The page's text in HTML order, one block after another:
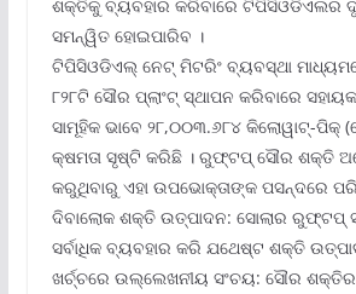
ଶକ୍ତିକୁ ବ୍ୟବହାର କରିବାରେ ଟିପିସିଓଡିଏଲର
ସମନ୍ୱିତ ହୋଇପାରିବ ।
ଟିପିସିଓଡିଏଲ୍ ନେଟ୍ ମିଟରିଂ ବ୍ୟବସ୍ଥା
୮୨୮ଟି ସୌର ପ୍ଲାଂଟ୍ ସ୍ଥାପନ କରିବାରେ
ସାମୂହିକ ଭାବେ ୨୮,୦୦୩.୬୮୪ କିଲୋୱାଟ୍‌-ପିକ୍
କ୍ଷମତା ସୃଷ୍ଟି କରିଛି । ରୁଫ୍‌ଟପ୍ ସୌର ଶକ୍ତି
କରୁଥିବାରୁ ଏହା ଉପଭୋକ୍ତାଙ୍କ ପସନ୍ଦରେ
ଦିବାଲୋକ ଶକ୍ତି ଉତ୍ପାଦନ: ସୋଲାର ରୁଫ୍‌ଟପ୍
ସର୍ବାଧିକ ବ୍ୟବହାର କରି ଯଥେଷ୍ଟ ଶକ୍ତି
ଖର୍ଚ୍ଚରେ ଉଲ୍ଲେଖନୀୟ ସଂଚୟ: ସୌର